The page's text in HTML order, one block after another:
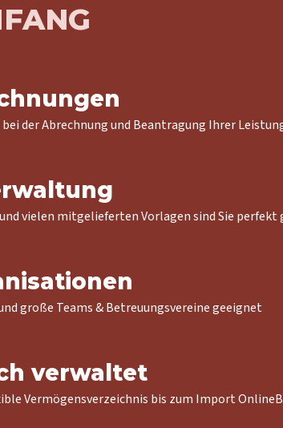
der Abrechnung und Beantragung Ihrer
vielen mitgelieferten Vorlagen sind Sie perfekt
große Teams & Betreuungsvereine geeignet
verwaltet
Vermögensverzeichnis bis zum Import